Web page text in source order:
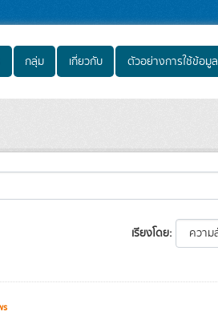
กลุ่ม เกี่ยวกับ ตัวอย่างการใช้ข้อมูล
เรียงโดย